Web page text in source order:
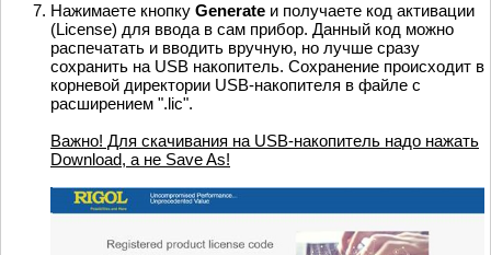
Нажимаете кнопку Generate и получаете код активации
(License) для ввода в сам прибор. Данный код можно
распечатать и вводить вручную, но лучше сразу
сохранить на USB накопитель. Сохранение происходит в
корневой директории USB-накопителя в файле с
расширением ".lic".
Важно! Для скачивания на USB-накопитель надо нажать
Download, а не Save As!